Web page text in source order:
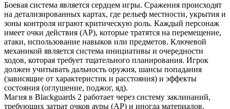
Боевая система является сердцем игры. Сражения происходят
на детализированных картах, где рельеф местности, укрытия и
зоны контроля играют критическую роль. Каждый персонаж
имеет очки действия (AP), которые тратятся на перемещение,
атаки, использование навыков или предметов. Ключевой
механикой является система инициативы и очередности
ходов, которая требует тщательного планирования. Игрок
должен учитывать дальность оружия, шансы попадания
(зависящие от характеристик и расстояния) и эффекты
состояния (оглушение, поджог, яд).
Магия в Blackguards 2 работает через систему заклинаний,
требующих затрат очков ауры (AP) и иногда материалов.